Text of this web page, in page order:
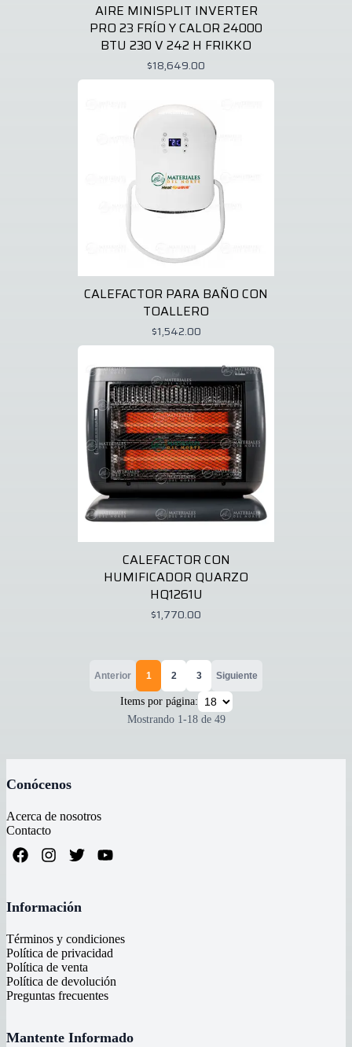
AIRE MINISPLIT INVERTER
PRO 23 FRÍO Y CALOR 24000
BTU 230 V 242 H FRIKKO
$18,649.00
CALEFACTOR PARA BAÑO CON
TOALLERO
$1,542.00
CALEFACTOR CON
HUMIFICADOR QUARZO
HQ1261U
$1,770.00
Anterior 1 2 3 Siguiente
Items por página:
Mostrando 1-18de 49
Conócenos
Acerca de nosotros
Contacto
Información
Términos y condiciones
Política de privacidad
Política de venta
Política de devolución
Preguntas frecuentes
Mantente Informado